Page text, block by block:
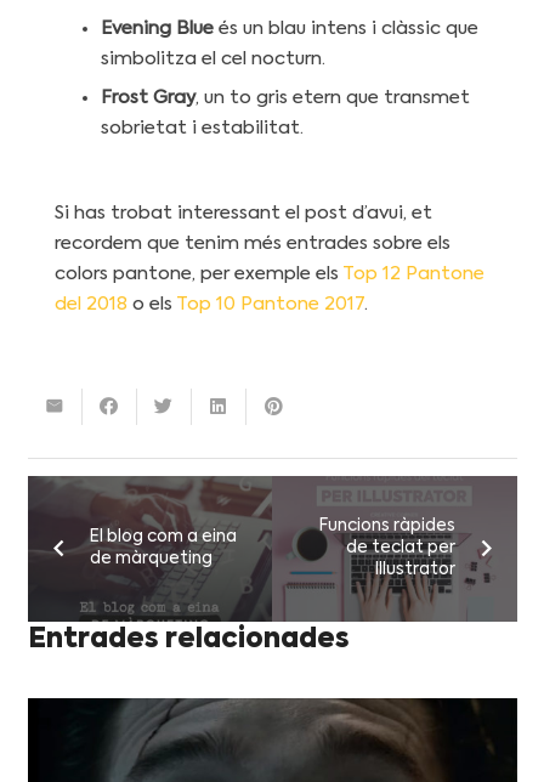
Evening Blueés un blau intens i clàssic que
simbolitza el cel nocturn.
Frost Gray, un to gris etern que transmet
sobrietat i estabilitat.
Si has trobat interessant el post d’avui, et
recordem que tenim més entrades sobre els
colors pantone, per exemple els Top 12 Pantone
del 2018 o els Top 10 Pantone 2017.
El blog com a eina
de màrqueting
Funcions ràpides
de teclat per
Illustrator
Entrades relacionades